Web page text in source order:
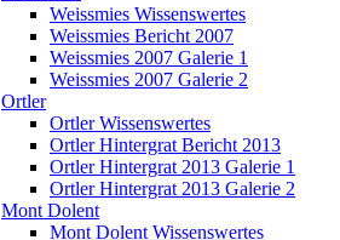
Weissmies Wissenswertes
Weissmies Bericht 2007
Weissmies 2007 Galerie 1
Weissmies 2007 Galerie 2
Ortler
Ortler Wissenswertes
Ortler Hintergrat Bericht 2013
Ortler Hintergrat 2013 Galerie 1
Ortler Hintergrat 2013 Galerie 2
Mont Dolent
Mont Dolent Wissenswertes